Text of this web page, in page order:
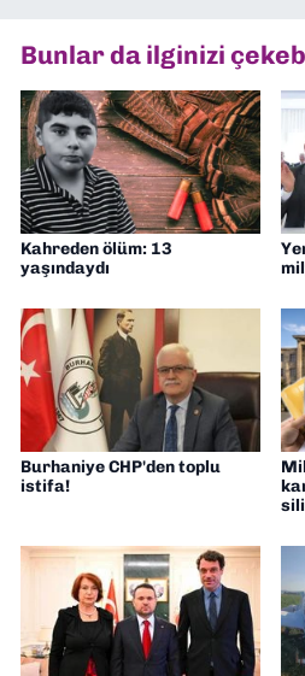
Bunlar da ilginizi
Kahreden ölüm: 13
yaşındaydı
Burhaniye CHP'den toplu
istifa!